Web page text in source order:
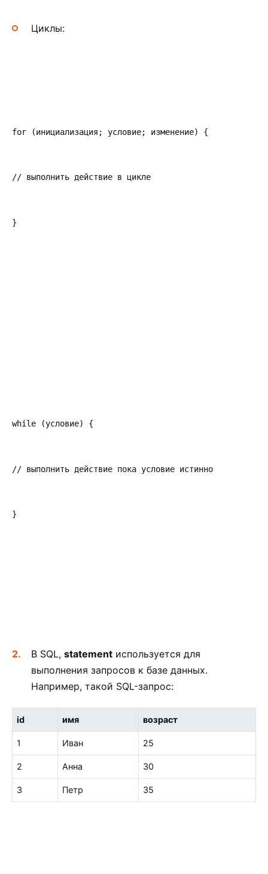
Циклы:
for (инициализация; условие; изменение) {
// выполнить действие в цикле
}
while (условие) {
// выполнить действие пока условие истинно
}
В SQL, statement используется для
выполнения запросов к базе данных.
Например, такой SQL-запрос:
id имя возраст
1 Иван 25
2 Анна 30
3 Петр 35